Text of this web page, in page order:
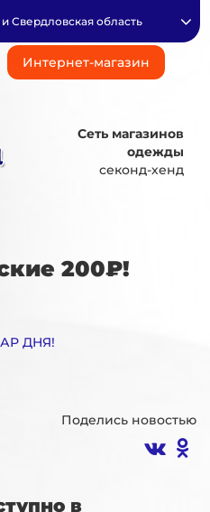
Интернет-магазин
Свердловская область
Сеть магазинов
одежды
секонд-хенд
200₽!
ДНЯ!
Поделись новостью
в